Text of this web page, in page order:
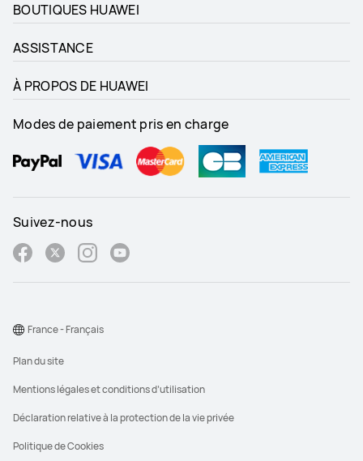
BOUTIQUES HUAWEI
ASSISTANCE
À PROPOS DE HUAWEI
Modes de paiement pris en charge
Suivez-nous
Plan du site
Mentions légales et conditions d’utilisation
Déclaration relative à la protection de la vie privée
Politique de Cookies
France - Français